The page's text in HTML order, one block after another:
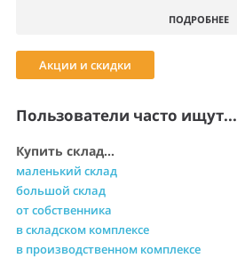
ПОДРОБНЕЕ
Акции и скидки
Пользователи часто ищут...
Купить склад...
маленький склад
большой склад
от собственника
в складском комплексе
в производственном комплексе